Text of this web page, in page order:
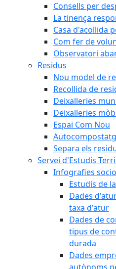
Consells per
La tinença
Casa d'acollida
Com fer de
Observatori
Residus
Nou model de
Recollida de
Deixalleries
Deixalleries
Espai Com Nou
Separa els
Servei d'Estudis
Infografies
Estudis de
Dades
taxa d'atur
Dades de
tipus de
durada
Dades